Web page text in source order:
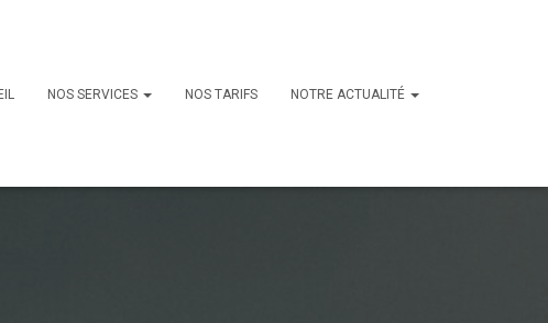
NOS SERVICES NOS TARIFS NOTRE ACTUALITÉ